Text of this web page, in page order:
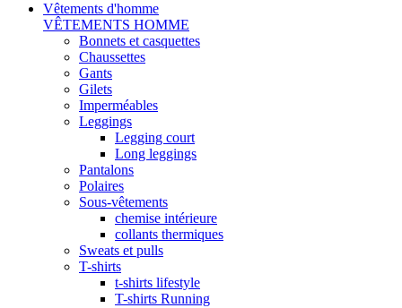
Vêtements d'homme
VÊTEMENTS HOMME
Bonnets et casquettes
Chaussettes
Gants
Gilets
Imperméables
Leggings
Legging court
Long leggings
Pantalons
Polaires
Sous-vêtements
chemise intérieure
collants thermiques
Sweats et pulls
T-shirts
t-shirts lifestyle
T-shirts Running